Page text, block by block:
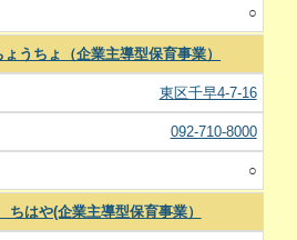
○
うちょ（企業主導型保育事業）
東区千早4-7-16
092-710-8000
○
はや(企業主導型保育事業）